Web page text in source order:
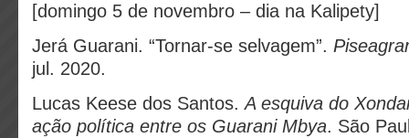
[domingo 5 de novembro – dia na Kalipety]
Jerá Guarani. “Tornar-se selvagem”.
jul. 2020.
Lucas Keese dos Santos.A esquiva do
ação política entre os Guarani Mbya. São